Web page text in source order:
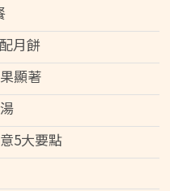
月餅
顯著
5大要點